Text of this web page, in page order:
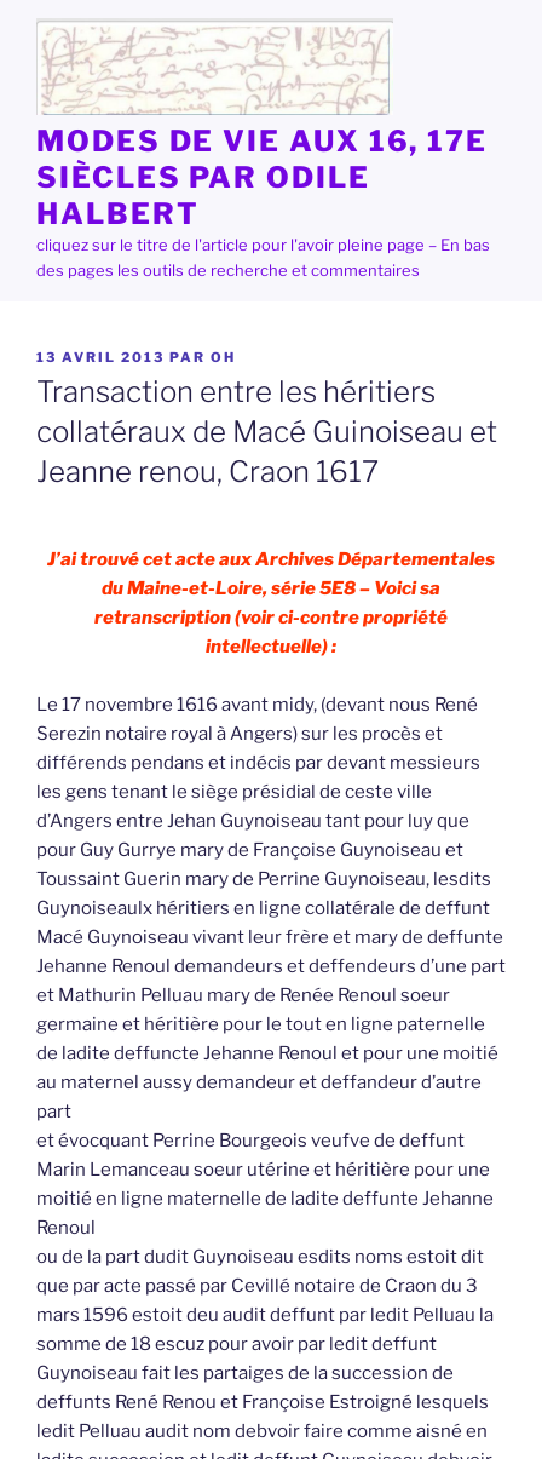
contenu
principal
MODES DE VIE AUX 16, 17E
SIÈCLES PAR ODILE
HALBERT
cliquez sur le titre de l'article pour l'avoir pleine page – En bas
des pages les outils de recherche et commentaires
PUBLIÉ
LE
13 AVRIL 2013 PAR OH
Transaction entre les héritiers
collatéraux de Macé Guinoiseau et
Jeanne renou, Craon 1617
J’ai trouvé cet acte aux Archives Départementales
du Maine-et-Loire, série 5E8 – Voici sa
retranscription (voir ci-contre propriété
intellectuelle) :
Le 17 novembre 1616 avant midy, (devant nous René
Serezin notaire royal à Angers) sur les procès et
différends pendans et indécis par devant messieurs
les gens tenant le siège présidial de ceste ville
d’Angers entre Jehan Guynoiseau tant pour luy que
pour Guy Gurrye mary de Françoise Guynoiseau et
Toussaint Guerin mary de Perrine Guynoiseau, lesdits
Guynoiseaulx héritiers en ligne collatérale de deffunt
Macé Guynoiseau vivant leur frère et mary de deffunte
Jehanne Renoul demandeurs et deffendeurs d’une part
et Mathurin Pelluau mary de Renée Renoul soeur
germaine et héritière pour le tout en ligne paternelle
de ladite deffuncte Jehanne Renoul et pour une moitié
au maternel aussy demandeur et deffandeur d’autre
part
et évocquant Perrine Bourgeois veufve de deffunt
Marin Lemanceau soeur utérine et héritière pour une
moitié en ligne maternelle de ladite deffunte Jehanne
Renoul
ou de la part dudit Guynoiseau esdits noms estoit dit
que par acte passé par Cevillé notaire de Craon du 3
mars 1596 estoit deu audit deffunt par ledit Pelluau la
somme de 18 escuz pour avoir par ledit deffunt
Guynoiseau fait les partaiges de la succession de
deffunts René Renou et Françoise Estroigné lesquels
ledit Pelluau audit nom debvoir faire comme aisné en